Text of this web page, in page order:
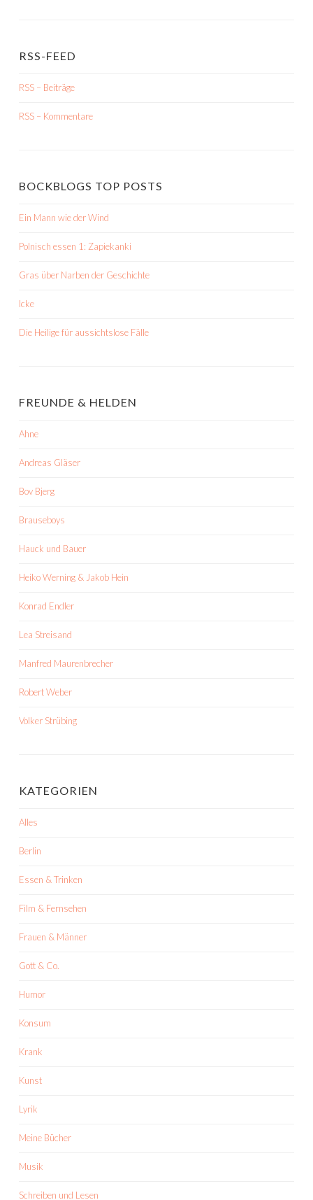
RSS-FEED
RSS – Beiträge
RSS – Kommentare
BOCKBLOGS TOP POSTS
Ein Mann wie der Wind
Polnisch essen 1: Zapiekanki
Gras über Narben der Geschichte
Icke
Die Heilige für aussichtslose Fälle
FREUNDE & HELDEN
Ahne
Andreas Gläser
Bov Bjerg
Brauseboys
Hauck und Bauer
Heiko Werning & Jakob Hein
Konrad Endler
Lea Streisand
Manfred Maurenbrecher
Robert Weber
Volker Strübing
KATEGORIEN
Alles
Berlin
Essen & Trinken
Film & Fernsehen
Frauen & Männer
Gott & Co.
Humor
Konsum
Krank
Kunst
Lyrik
Meine Bücher
Musik
Schreiben und Lesen